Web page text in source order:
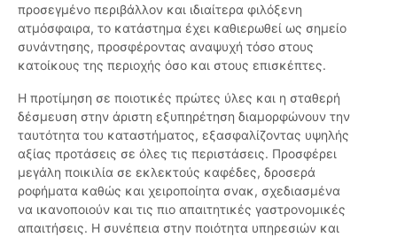
προσεγμένο περιβάλλον και ιδιαίτερα φιλόξενη
ατμόσφαιρα, το κατάστημα έχει καθιερωθεί ως σημείο
συνάντησης, προσφέροντας αναψυχή τόσο στους
κατοίκους της περιοχής όσο και στους επισκέπτες.
Η προτίμηση σε ποιοτικές πρώτες ύλες και η σταθερή
δέσμευση στην άριστη εξυπηρέτηση διαμορφώνουν την
ταυτότητα του καταστήματος, εξασφαλίζοντας υψηλής
αξίας προτάσεις σε όλες τις περιστάσεις. Προσφέρει
μεγάλη ποικιλία σε εκλεκτούς καφέδες, δροσερά
ροφήματα καθώς και χειροποίητα σνακ, σχεδιασμένα
να ικανοποιούν και τις πιο απαιτητικές γαστρονομικές
απαιτήσεις. Η συνέπεια στην ποιότητα υπηρεσιών και